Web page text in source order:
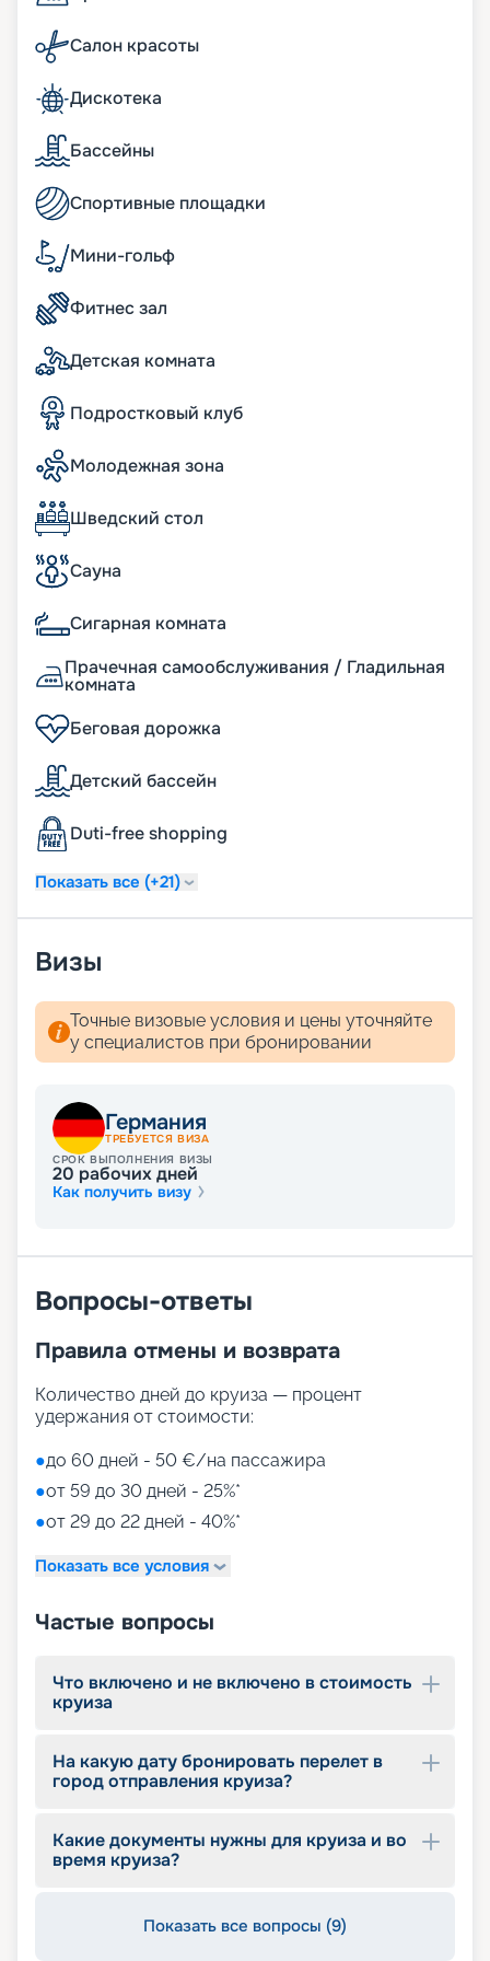
прямо сейчас, изучив на нашем сайте план
теплохода, схемы палуб, описание кают, фото
интерьеров. Выбирайте побережье Америки,
предлагаем нашим клиентам воспользоваться
услугой раннего бронирования, чтобы у них
была возможность приобрести лучшие путевки.
Также вы можете заранее познакомиться с
обзорами экскурсий, чтобы выбрать для себя
самые интересные варианты.
Салон красоты
Дискотека
Бассейны
Спортивные площадки
Мини-гольф
Фитнес зал
Детская комната
Подростковый клуб
Молодежная зона
Шведский стол
Сауна
Сигарная комната
Прачечная самообслуживания / Гладильная
комната
Беговая дорожка
Детский бассейн
Duti-free shopping
Показать все (+21)
Визы
Точные визовые условия и цены уточняйте
у специалистов при бронировании
Германия
ТРЕБУЕТСЯ ВИЗА
СРОК ВЫПОЛНЕНИЯ ВИЗЫ
20 рабочих дней
Как получить визу
Вопросы-ответы
Правила отмены и возврата
Количество дней до круиза — процент
удержания от стоимости:
●до 60 дней - 50 €/на пассажира
●от 59 до 30 дней - 25%*
●от 29 до 22 дней - 40%*
Показать все условия
Частые вопросы
Что включено и не включено в стоимость
круиза
На какую дату бронировать перелет в
город отправления круиза?
Какие документы нужны для круиза и во
время круиза?
Показать все вопросы (9)